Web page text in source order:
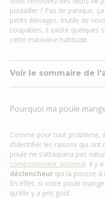
poulailler ? Pas de panique,
petits élevages. Inutile de
coupables, il existe quelques
cette mauvaise habitude.
Voir le sommaire de
Pourquoi ma poule
Comme pour tout problème,
d’identifier les raisons qui
poule ne s’attaquera pas
comportement anormal. Il y
déclencheur qui la pousse
En effet, si votre poule
qu’elle y a pris goût.